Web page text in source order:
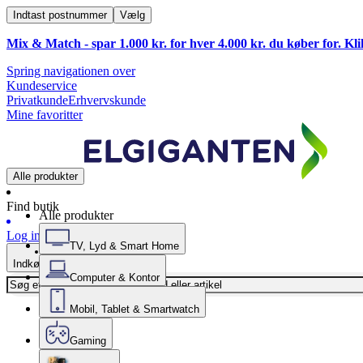
Indtast postnummer Vælg
Mix & Match - spar 1.000 kr. for hver 4.000 kr. du køber for.
Spring navigationen over
Kundeservice
PrivatkundeErhvervskunde
Mine favoritter
Alle produkter
Find butik
Log ind
Indkøbskurv
Alle produkter
TV, Lyd & Smart Home
Computer & Kontor
Mobil, Tablet & Smartwatch
Gaming